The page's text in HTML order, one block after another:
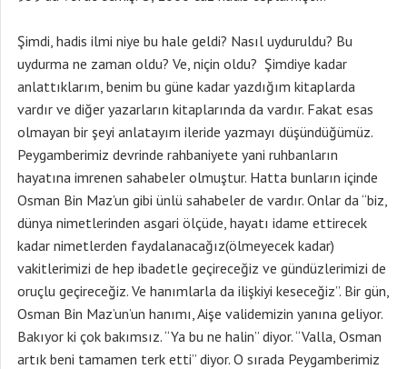
Şimdi, hadis ilmi niye bu hale geldi? Nasıl uyduruldu? Bu
uydurma ne zaman oldu? Ve, niçin oldu? Şimdiye kadar
anlattıklarım, benim bu güne kadar yazdığım kitaplarda
vardır ve diğer yazarların kitaplarında da vardır. Fakat esas
olmayan bir şeyi anlatayım ileride yazmayı düşündüğümüz.
Peygamberimiz devrinde rahbaniyete yani ruhbanların
hayatına imrenen sahabeler olmuştur. Hatta bunların içinde
Osman Bin Maz’un gibi ünlü sahabeler de vardır. Onlar da “biz,
dünya nimetlerinden asgari ölçüde, hayatı idame ettirecek
kadar nimetlerden faydalanacağız(ölmeyecek kadar)
vakitlerimizi de hep ibadetle geçireceğiz ve gündüzlerimizi de
oruçlu geçireceğiz. Ve hanımlarla da ilişkiyi keseceğiz”. Bir gün,
Osman Bin Maz’un’un hanımı, Aişe validemizin yanına geliyor.
Bakıyor ki çok bakımsız. “Ya bu ne halin” diyor. “Valla, Osman
artık beni tamamen terk etti” diyor. O sırada Peygamberimiz